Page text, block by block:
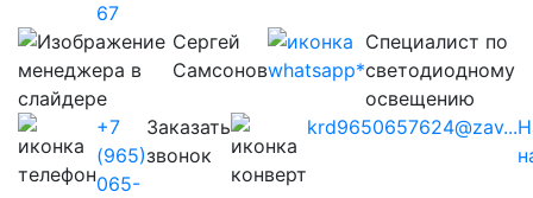
67
Сергей
Самсонов
Cпециалист по
светодиодному
освещению
+7
(965)
065-
Заказать
звонок
krd9650657624@zav...